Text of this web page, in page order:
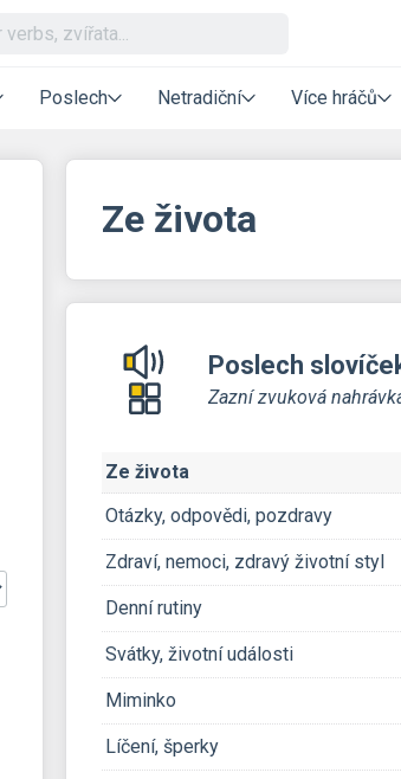
Poslech Netradiční Více hráčů
Ze života
Poslech
Zazní zvuková
Ze života
Otázky, odpovědi, pozdravy
Zdraví, nemoci, zdravý životní styl
Denní rutiny
Svátky, životní události
Miminko
Líčení, šperky